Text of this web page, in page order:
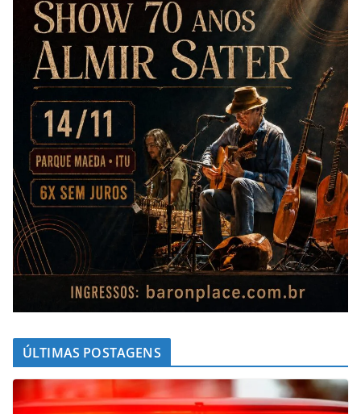
ÚLTIMAS POSTAGENS